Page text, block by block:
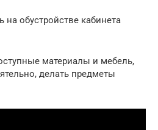
обустройстве кабинета
материалы и мебель,
делать предметы